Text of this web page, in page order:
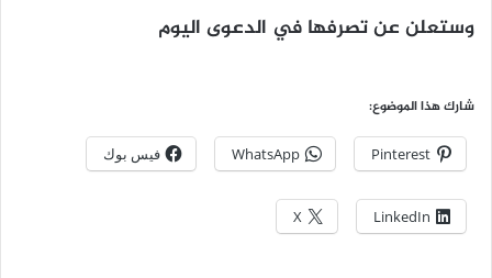
وستعلن عن تصرفها في الدعوى اليوم
شارك هذا الموضوع:
Pinterest
WhatsApp فيس بوك
LinkedIn
X